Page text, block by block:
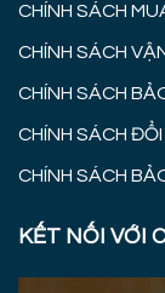
CHÍNH SÁCH
CHÍNH SÁCH
CHÍNH SÁCH
CHÍNH SÁCH
CHÍNH SÁCH
KẾT NỐI VỚI